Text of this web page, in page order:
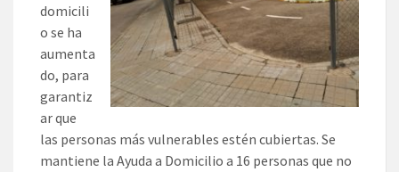
domicili
o se ha
aumenta
do, para
garantiz
ar que
las personas más vulnerables estén cubiertas. Se
mantiene la Ayuda a Domicilio a 16 personas que no